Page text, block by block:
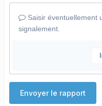
Saisir éventuellement
signalement.
Envoyer le rapport